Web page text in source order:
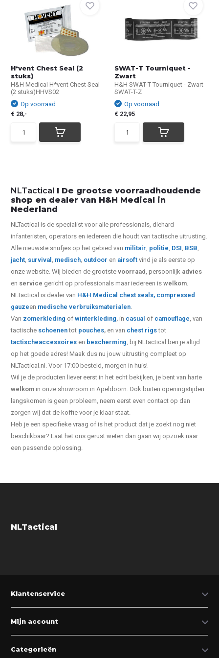
H*vent Chest Seal (2
stuks)
H&H Medical H*vent Chest Seal
(2 stuks)HHVS02
Op voorraad
€ 28,-
SWAT-T Tourniquet -
Zwart
H&H SWAT-T Tourniquet - Zwart
SWAT-T-Z
Op voorraad
€ 22,95
NLTactical I De grootse voorraadhoudende
shop en dealer van H&H Medical in
Nederland
NLTactical is de specialist voor alleprofessionals, diehard
infanteristen, operators en iedereen die houdt van tactische uitrusting.
Alle nieuwste snufjes op het gebied van militair, politie, DSI, BSB,
jacht, survival, medisch, outdoor en airsoft vind je als eerste op
onze website.Wij bieden de grootstevoorraad, persoonlijk advies
en service gericht op professionals maar iedereen iswelkom.
NLTactical is dealer van H&H Medical chest seals, compressed
gauzeen medische verbruiksmaterialen.
Van zomerkleding ofwinterkleding, in casual of camouflage, van
tactische schoenentot pouches, en van chest rigstot
tactischeaccessoires en bescherming, bij NLTactical ben je altijd
op het goede adres! Maak dus nu jouw uitrusting compleet op
NLTactical.nl. Voor 17:00 besteld, morgen in huis!
Wil je de producten liever eerst in het echt bekijken, je bent van harte
welkom in onze showroom in Apeldoorn. Ook buiten openingstijden
langskomen is geen probleem, neem eerst even contact op dan
zorgen wij dat de koffie voor je klaar staat.
Heb je een specifieke vraag of is het product dat je zoekt nog niet
beschikbaar? Laat het ons gerust weten dan gaan wij opzoek naar
een passende oplossing.
NLTactical
Klantenservice
Mijn account
Categorieën